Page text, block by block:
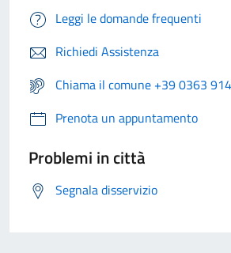
Leggi le domande frequenti
Richiedi Assistenza
Chiama il comune +39 0363
Prenota un appuntamento
Problemi in città
Segnala disservizio